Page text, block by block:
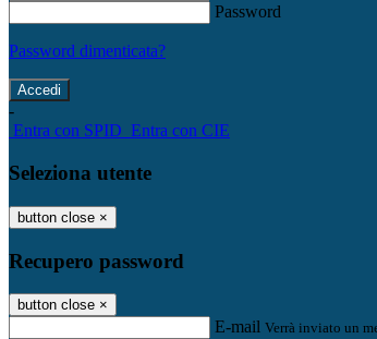
Password
Password dimenticata?
-
Entra con SPID Entra con CIE
Seleziona utente
button close ×
Recupero password
button close ×
E-mail Verrà inviato un